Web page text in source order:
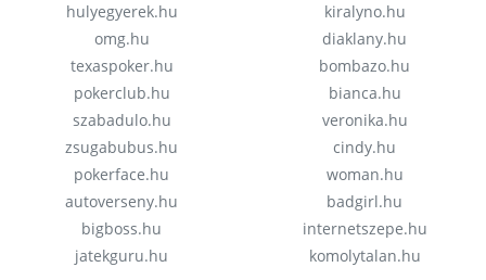
hulyegyerek.hu
omg.hu
texaspoker.hu
pokerclub.hu
szabadulo.hu
zsugabubus.hu
pokerface.hu
autoverseny.hu
bigboss.hu
jatekguru.hu
kiralyno.hu
diaklany.hu
bombazo.hu
bianca.hu
veronika.hu
cindy.hu
woman.hu
badgirl.hu
internetszepe.hu
komolytalan.hu